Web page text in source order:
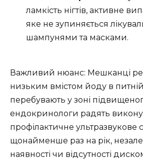
ламкість нігтів, активне
яке не зупиняється
шампунями та масками.
Важливий нюанс: Мешканці
низьким вмістом йоду в питній
перебувають у зоні
ендокринологи радять
профілактичне ультразвукове
щонайменше раз на рік,
наявності чи відсутності